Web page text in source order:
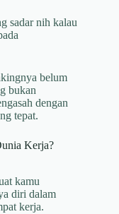
sadar nih kalau
belum
bukan
dengan
tepat.
Kerja?
kamu
diri dalam
kerja.